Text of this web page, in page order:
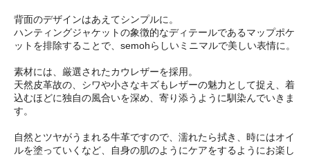
背面のデザインはあえてシンプルに。
ハンティングジャケットの象徴的なディテールであるマップポケ
ットを排除することで、semohらしいミニマルで美しい表情に。
素材には、厳選されたカウレザーを採用。
天然皮革故の、シワや小さなキズもレザーの魅力として捉え、着
込むほどに独自の風合いを深め、寄り添うように馴染んでいきま
す。
自然とツヤがうまれる牛革ですので、濡れたら拭き、時にはオイ
ルを塗っていくなど、自身の肌のようにケアをするようにお楽し